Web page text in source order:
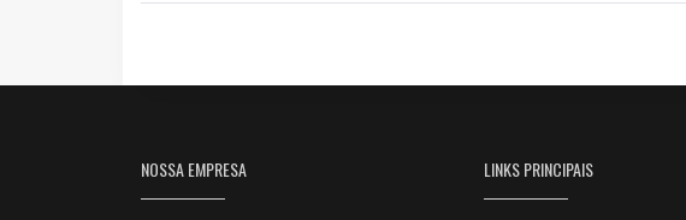
NOSSA EMPRESA LINKS PRINCIPAIS